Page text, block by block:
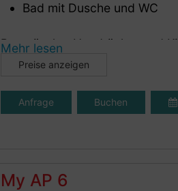
Bad mit Dusche und WC
Bettwäsche, Handtücher und
Zimmertresor
WLAN
sonniger Westbalkon,
Mehr lesen
Preise anzeigen
Anfrage Buchen
My AP 6